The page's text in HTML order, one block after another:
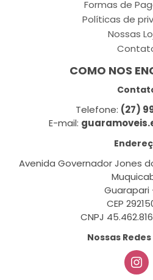
Formas de
Políticas de
Nossas
COMO NOS
Telefone: (27)
E-mail:
Avenida Governador Jones
Guarapari
CEP
CNPJ
Nossas